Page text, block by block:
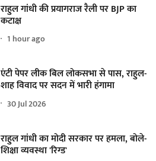
राहुल गांधी की प्रयागराज रैली पर BJP का
कटाक्ष
1 hour ago
एंटी पेपर लीक बिल लोकसभा से पास, राहुल-
शाह विवाद पर सदन में भारी हंगामा
30 Jul 2026
राहुल गांधी का मोदी सरकार पर हमला, बोले-
शिक्षा व्यवस्था 'रिग्ड'